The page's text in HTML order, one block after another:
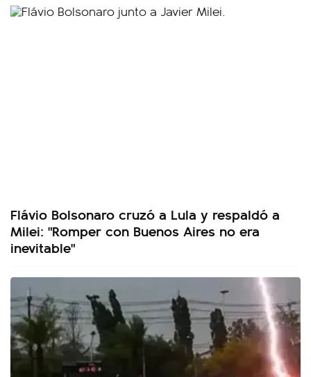
Flávio Bolsonaro cruzó a Lula y respaldó a
Milei: "Romper con Buenos Aires no era
inevitable"